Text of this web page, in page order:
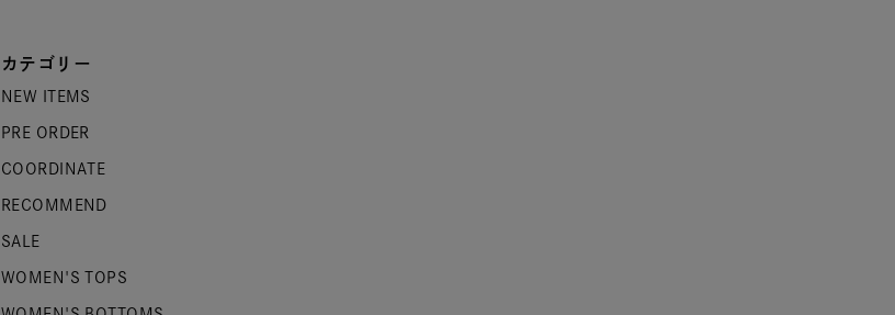
カテゴリー
NEW ITEMS
PRE ORDER
COORDINATE
RECOMMEND
SALE
WOMEN'S TOPS